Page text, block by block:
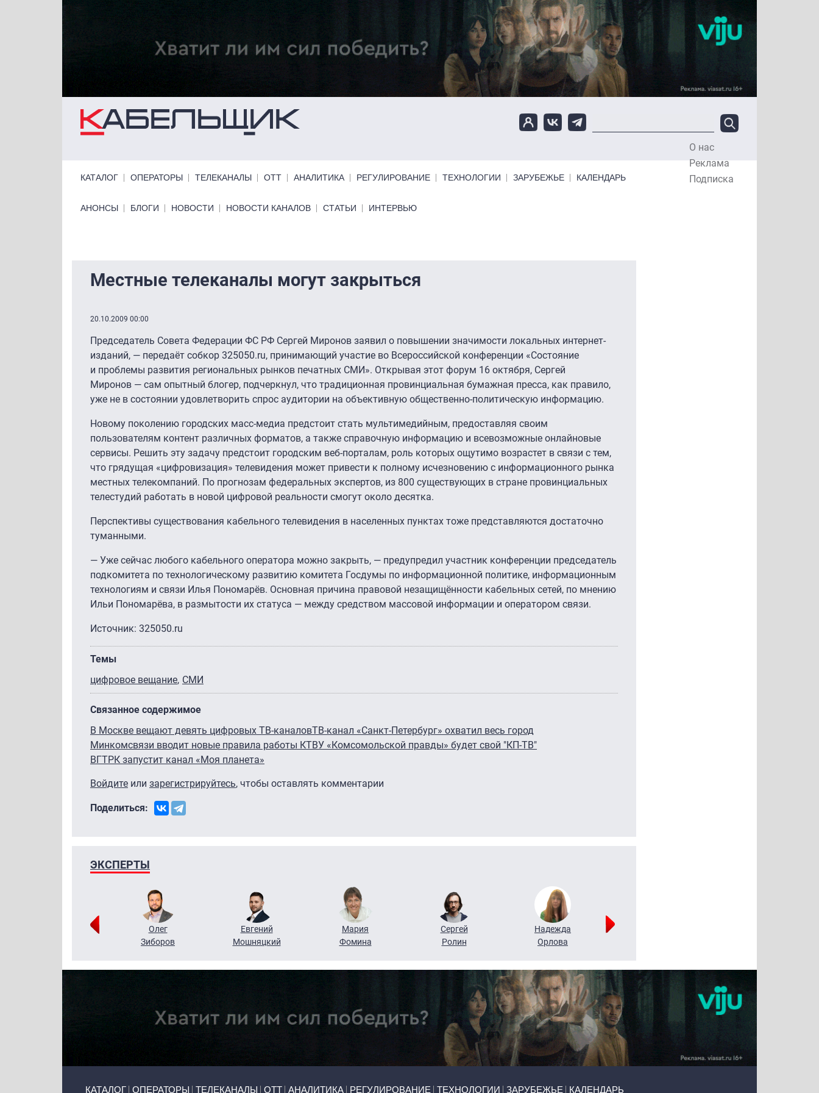
Перейти к основному содержанию
О нас
Реклама
Подписка
КАТАЛОГ ОПЕРАТОРЫ ТЕЛЕКАНАЛЫ ОТТ АНАЛИТИКА РЕГУЛИРОВАНИЕ ТЕХНОЛОГИИ ЗАРУБЕЖЬЕ КАЛЕНДАРЬ
Primary links bottom
АНОНСЫ БЛОГИ НОВОСТИ НОВОСТИ КАНАЛОВ СТАТЬИ ИНТЕРВЬЮ
Местные телеканалы могут закрыться
20.10.2009 00:00
Председатель Совета Федерации ФС РФ Сергей Миронов заявил о повышении значимости локальных интернет-
изданий, — передаёт собкор 325050.ru, принимающий участие во Всероссийской конференции «Состояние
и проблемы развития региональных рынков печатных СМИ». Открывая этот форум 16 октября, Сергей
Миронов — сам опытный блогер, подчеркнул, что традиционная провинциальная бумажная пресса, как правило,
уже не в состоянии удовлетворить спрос аудитории на объективную общественно-политическую информацию.
Новому поколению городских масс-медиа предстоит стать мультимедийным, предоставляя своим
пользователям контент различных форматов, а также справочную информацию и всевозможные онлайновые
сервисы. Решить эту задачу предстоит городским веб-порталам, роль которых ощутимо возрастет в связи с тем,
что грядущая «цифровизация» телевидения может привести к полному исчезновению с информационного рынка
местных телекомпаний. По прогнозам федеральных экспертов, из 800 существующих в стране провинциальных
телестудий работать в новой цифровой реальности смогут около десятка.
Перспективы существования кабельного телевидения в населенных пунктах тоже представляются достаточно
туманными.
— Уже сейчас любого кабельного оператора можно закрыть, — предупредил участник конференции председатель
подкомитета по технологическому развитию комитета Госдумы по информационной политике, информационным
технологиям и связи Илья Пономарёв. Основная причина правовой незащищённости кабельных сетей, по мнению
Ильи Пономарёва, в размытости их статуса — между средством массовой информации и оператором связи.
Источник: 325050.ru
Темы
цифровое вещание СМИ
Связанное содержимое
В Москве вещают девять цифровых ТВ-каналовТВ-канал «Санкт-Петербург» охватил весь город
Минкомсвязи вводит новые правила работы КТВУ «Комсомольской правды» будет свой "КП-ТВ"
ВГТРК запустит канал «Моя планета»
Войдите или зарегистрируйтесь, чтобы оставлять комментарии
Поделиться:
ЭКСПЕРТЫ
Олег
Зиборов
Евгений
Мошняцкий
Мария
Фомина
Сергей
Ролин
Надежда
Орлова
КАТАЛОГ ОПЕРАТОРЫ ТЕЛЕКАНАЛЫ ОТТ АНАЛИТИКА РЕГУЛИРОВАНИЕ ТЕХНОЛОГИИ ЗАРУБЕЖЬЕ КАЛЕНДАРЬ